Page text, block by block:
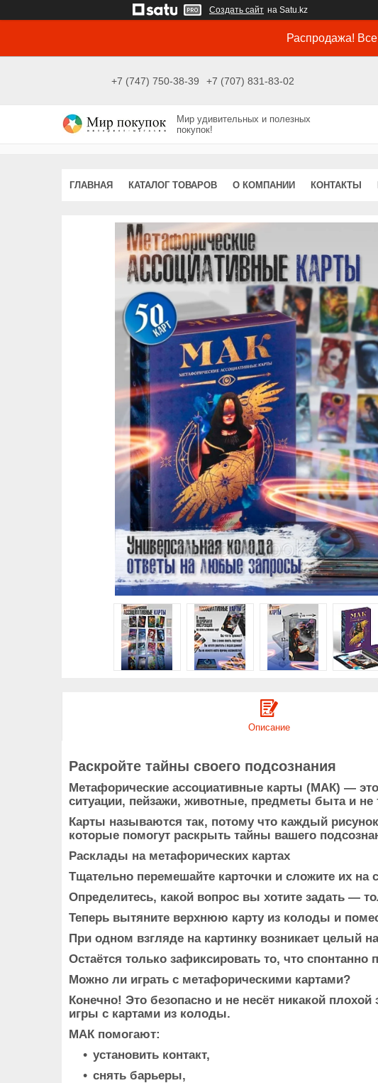
Создать сайт на Satu.kz
Распродажа!
+7 (747) 750-38-39 +7 (707) 831-83-02
Мир удивительных и полезных
покупок!
ГЛАВНАЯ КАТАЛОГ ТОВАРОВ О КОМПАНИИ КОНТАКТЫ
Описание
Раскройте тайны своего подсознания
Метафорические ассоциативные карты (МАК) —
ситуации, пейзажи, животные, предметы быта и не
Карты называются так, потому что каждый
которые помогут раскрыть тайны вашего
Расклады на метафорических картах
Тщательно перемешайте карточки и сложите их на
Определитесь, какой вопрос вы хотите задать —
Теперь вытяните верхнюю карту из колоды и
При одном взгляде на картинку возникает целый
Остаётся только зафиксировать то, что
Можно ли играть с метафорическими картами?
Конечно! Это безопасно и не несёт никакой
игры с картами из колоды.
МАК помогают:
установить контакт,
снять барьеры,